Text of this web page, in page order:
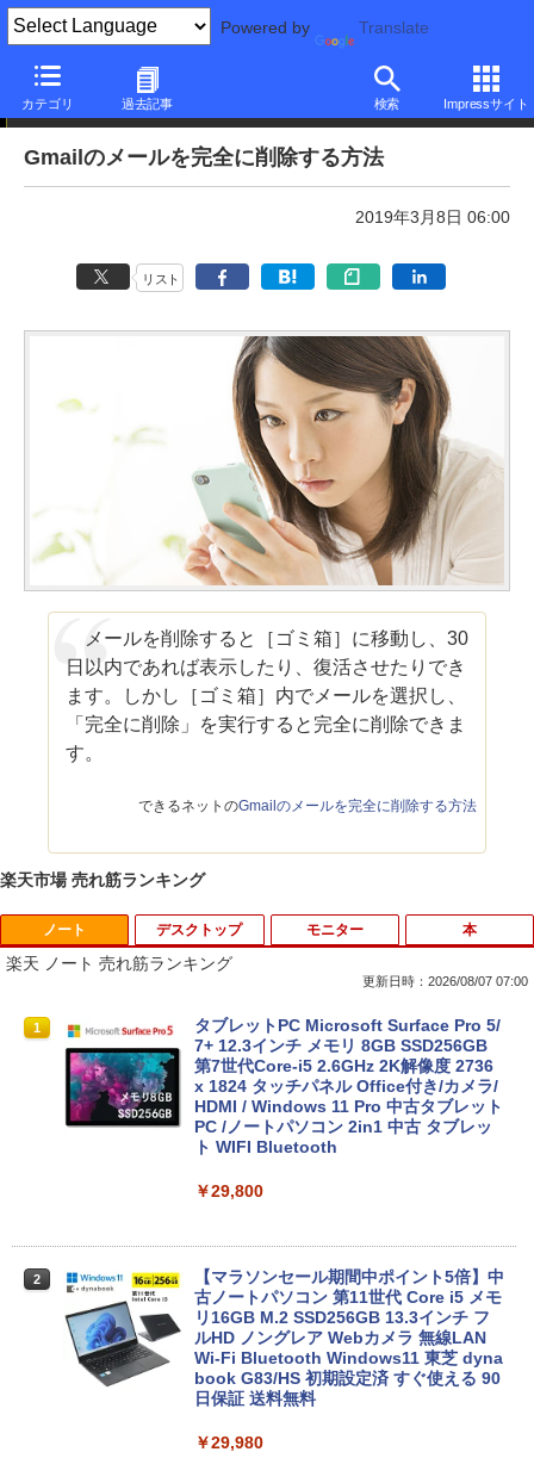
Powered by Translate
カテゴリ 過去記事 検索 Impressサイト
本日のできるネット
Gmailのメールを完全に削除する方法
2019年3月8日 06:00
リスト
メールを削除すると［ゴミ箱］に移動し、30
日以内であれば表示したり、復活させたりでき
ます。しかし［ゴミ箱］内でメールを選択し、
「完全に削除」を実行すると完全に削除できま
す。
できるネットのGmailのメールを完全に削除する方法
楽天市場 売れ筋ランキング
ノート
楽天 ノート 売れ筋ランキング
更新日時：2026/08/07 07:00
1
タブレットPC Microsoft Surface Pro 5/
7+ 12.3インチ メモリ 8GB SSD256GB
第7世代Core-i5 2.6GHz 2K解像度 2736
x 1824 タッチパネル Office付き/カメラ/
HDMI / Windows 11 Pro 中古タブレット
PC /ノートパソコン 2in1 中古 タブレッ
ト WIFI Bluetooth
￥29,800
2
【マラソンセール期間中ポイント5倍】中
古ノートパソコン 第11世代 Core i5 メモ
リ16GB M.2 SSD256GB 13.3インチ フ
ルHD ノングレア Webカメラ 無線LAN
Wi-Fi Bluetooth Windows11 東芝 dyna
book G83/HS 初期設定済 すぐ使える 90
日保証 送料無料
￥29,980
デスクトップ モニター 本